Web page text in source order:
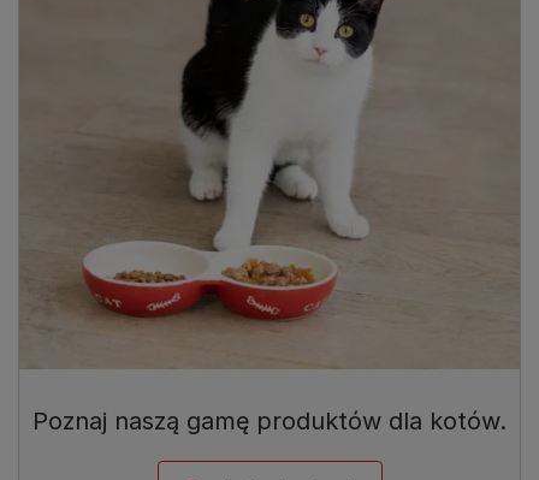
Poznaj naszą gamę produktów dla kotów.